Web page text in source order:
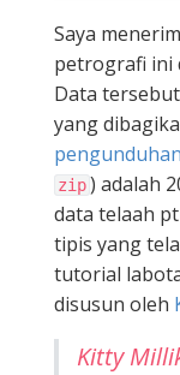
Saya
petrografi ini
Data
yang
pengunduhan
zip) adalah
data telaah
tipis yang
tutorial
disusun oleh
Kitty